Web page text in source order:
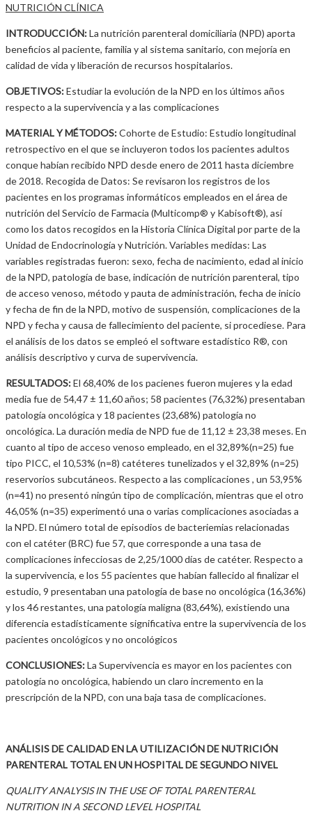
NUTRICIÓN CLÍNICA
INTRODUCCIÓN:La nutrición parenteral domiciliaria (NPD) aporta
beneficios al paciente, familia y al sistema sanitario, con mejoría en
calidad de vida y liberación de recursos hospitalarios.
OBJETIVOS:Estudiar la evolución de la NPD en los últimos años
respecto a la supervivencia y a las complicaciones
MATERIAL Y MÉTODOS:Cohorte de Estudio: Estudio longitudinal
retrospectivo en el que se incluyeron todos los pacientes adultos
conque habían recibido NPD desde enero de 2011 hasta diciembre
de 2018. Recogida de Datos: Se revisaron los registros de los
pacientes en los programas informáticos empleados en el área de
nutrición del Servicio de Farmacia (Multicomp® y Kabisoft®), así
como los datos recogidos en la Historia Clínica Digital por parte de la
Unidad de Endocrinología y Nutrición. Variables medidas: Las
variables registradas fueron: sexo, fecha de nacimiento, edad al inicio
de la NPD, patología de base, indicación de nutrición parenteral, tipo
de acceso venoso, método y pauta de administración, fecha de inicio
y fecha de fin de la NPD, motivo de suspensión, complicaciones de la
NPD y fecha y causa de fallecimiento del paciente, si procediese. Para
el análisis de los datos se empleó el software estadístico R®, con
análisis descriptivo y curva de supervivencia.
RESULTADOS:El 68,40% de los pacienes fueron mujeres y la edad
media fue de 54,47 ± 11,60 años; 58 pacientes (76,32%) presentaban
patología oncológica y 18 pacientes (23,68%) patología no
oncológica. La duración media de NPD fue de 11,12 ± 23,38 meses. En
cuanto al tipo de acceso venoso empleado, en el 32,89%(n=25) fue
tipo PICC, el 10,53% (n=8) catéteres tunelizados y el 32,89% (n=25)
reservorios subcutáneos. Respecto a las complicaciones , un 53,95%
(n=41) no presentó ningún tipo de complicación, mientras que el otro
46,05% (n=35) experimentó una o varias complicaciones asociadas a
la NPD. El número total de episodios de bacteriemias relacionadas
con el catéter (BRC) fue 57, que corresponde a una tasa de
complicaciones infecciosas de 2,25/1000 días de catéter. Respecto a
la supervivencia, e los 55 pacientes que habían fallecido al finalizar el
estudio, 9 presentaban una patología de base no oncológica (16,36%)
y los 46 restantes, una patología maligna (83,64%), existiendo una
diferencia estadísticamente significativa entre la supervivencia de los
pacientes oncológicos y no oncológicos
CONCLUSIONES:La Supervivencia es mayor en los pacientes con
patología no oncológica, habiendo un claro incremento en la
prescripción de la NPD, con una baja tasa de complicaciones.
ANÁLISIS DE CALIDAD EN LA UTILIZACIÓN DE NUTRICIÓN
PARENTERAL TOTAL EN UN HOSPITAL DE SEGUNDO NIVEL
QUALITY ANALYSIS IN THE USE OF TOTAL PARENTERAL
NUTRITION IN A SECOND LEVEL HOSPITAL